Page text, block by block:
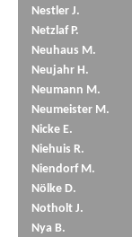
Nestler J.
Netzlaf P.
Neuhaus M.
Neujahr H.
Neumann M.
Neumeister M.
Nicke E.
Niehuis R.
Niendorf M.
Nölke D.
Notholt J.
Nya B.